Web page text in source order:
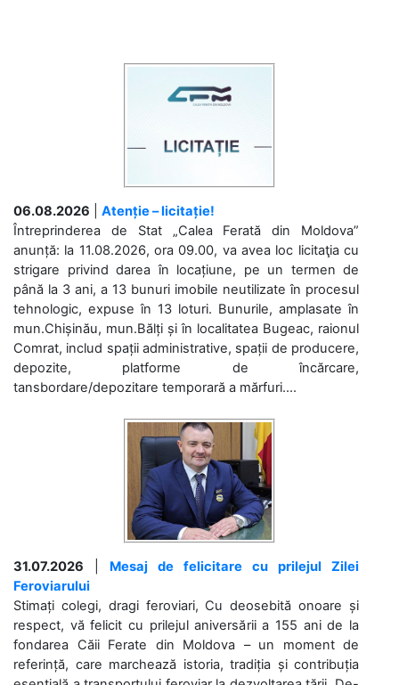
06.08.2026
Atenție – licitație!
Întreprinderea de Stat „Calea Ferată din Moldova”
anunță: la 11.08.2026, ora 09.00, va avea loc licitaţia cu
strigare privind darea în locațiune, pe un termen de
până la 3 ani, a 13 bunuri imobile neutilizate în procesul
tehnologic, expuse în 13 loturi. Bunurile, amplasate în
mun.Chișinău, mun.Bălți și în localitatea Bugeac, raionul
Comrat, includ spații administrative, spații de producere,
depozite, platforme de încărcare,
tansbordare/depozitare temporară a mărfuri....
31.07.2026
Mesaj de felicitare cu prilejul Zilei
Feroviarului
Stimați colegi, dragi feroviari, Cu deosebită onoare și
respect, vă felicit cu prilejul aniversării a 155 ani de la
fondarea Căii Ferate din Moldova – un moment de
referință, care marchează istoria, tradiția și contribuția